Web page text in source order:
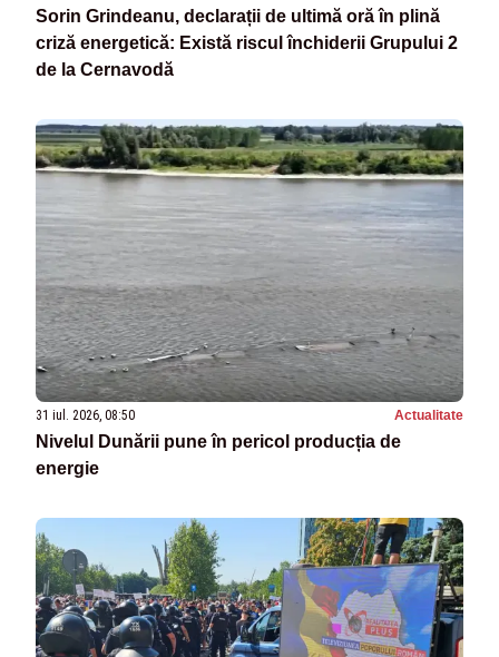
Sorin Grindeanu, declarații de ultimă oră în plină
criză energetică: Există riscul închiderii Grupului 2
de la Cernavodă
31 iul. 2026, 08:50 Actualitate
Nivelul Dunării pune în pericol producția de
energie